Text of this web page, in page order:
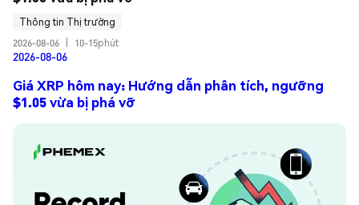
Thông tin Thị trường
2026-08-06
10-15phút
2026-08-06
Giá XRP hôm nay: Hướng dẫn phân tích, ngưỡng
$1.05 vừa bị phá vỡ